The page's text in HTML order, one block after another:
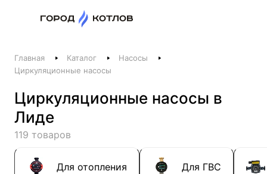
Телефоны
+375 44 511-06-41
+375 29 237-06-41
Котлы и отопление
+375 44 521-06-41
Главная Каталог
Насосы
Циркуляционные насосы
Циркуляционные насосы в
Лиде
119 товаров
Для отопления Для ГВС